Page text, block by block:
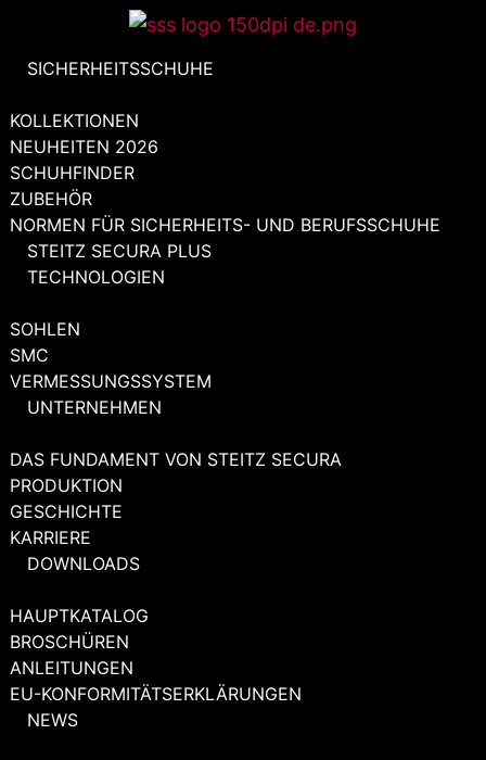
springen
SICHERHEITSSCHUHE
KOLLEKTIONEN
NEUHEITEN 2026
SCHUHFINDER
ZUBEHÖR
NORMEN FÜR SICHERHEITS- UND BERUFSSCHUHE
STEITZ SECURA PLUS
TECHNOLOGIEN
SOHLEN
SMC
VERMESSUNGSSYSTEM
UNTERNEHMEN
DAS FUNDAMENT VON STEITZ SECURA
PRODUKTION
GESCHICHTE
KARRIERE
DOWNLOADS
HAUPTKATALOG
BROSCHÜREN
ANLEITUNGEN
EU-KONFORMITÄTSERKLÄRUNGEN
NEWS